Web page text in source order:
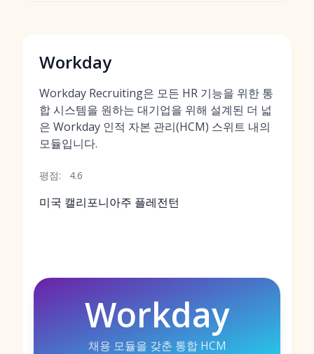
Workday
Workday Recruiting은 모든 HR 기능을 위한 통
합 시스템을 원하는 대기업을 위해 설계된 더 넓
은 Workday 인적 자본 관리(HCM) 스위트 내의
모듈입니다.
평점: 4.6
미국 캘리포니아주 플레전턴
Workday
채용 모듈을 갖춘 통합 HCM